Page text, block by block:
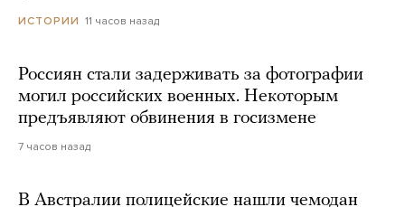
ИСТОРИИ 11 часов назад
Россиян стали задерживать за фотографии
могил российских военных. Некоторым
предъявляют обвинения в госизмене
7 часов назад
В Австралии полицейские нашли чемодан